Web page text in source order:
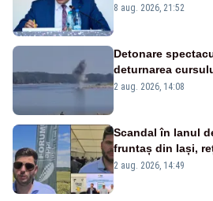
vedem dacă
8 aug. 2026, 21:52
Detonare
deturnarea
Cernavodă.
2 aug. 2026, 14:08
Scandal în lanul
fruntaș din Iași,
bătut un bărbat
2 aug. 2026, 14:49